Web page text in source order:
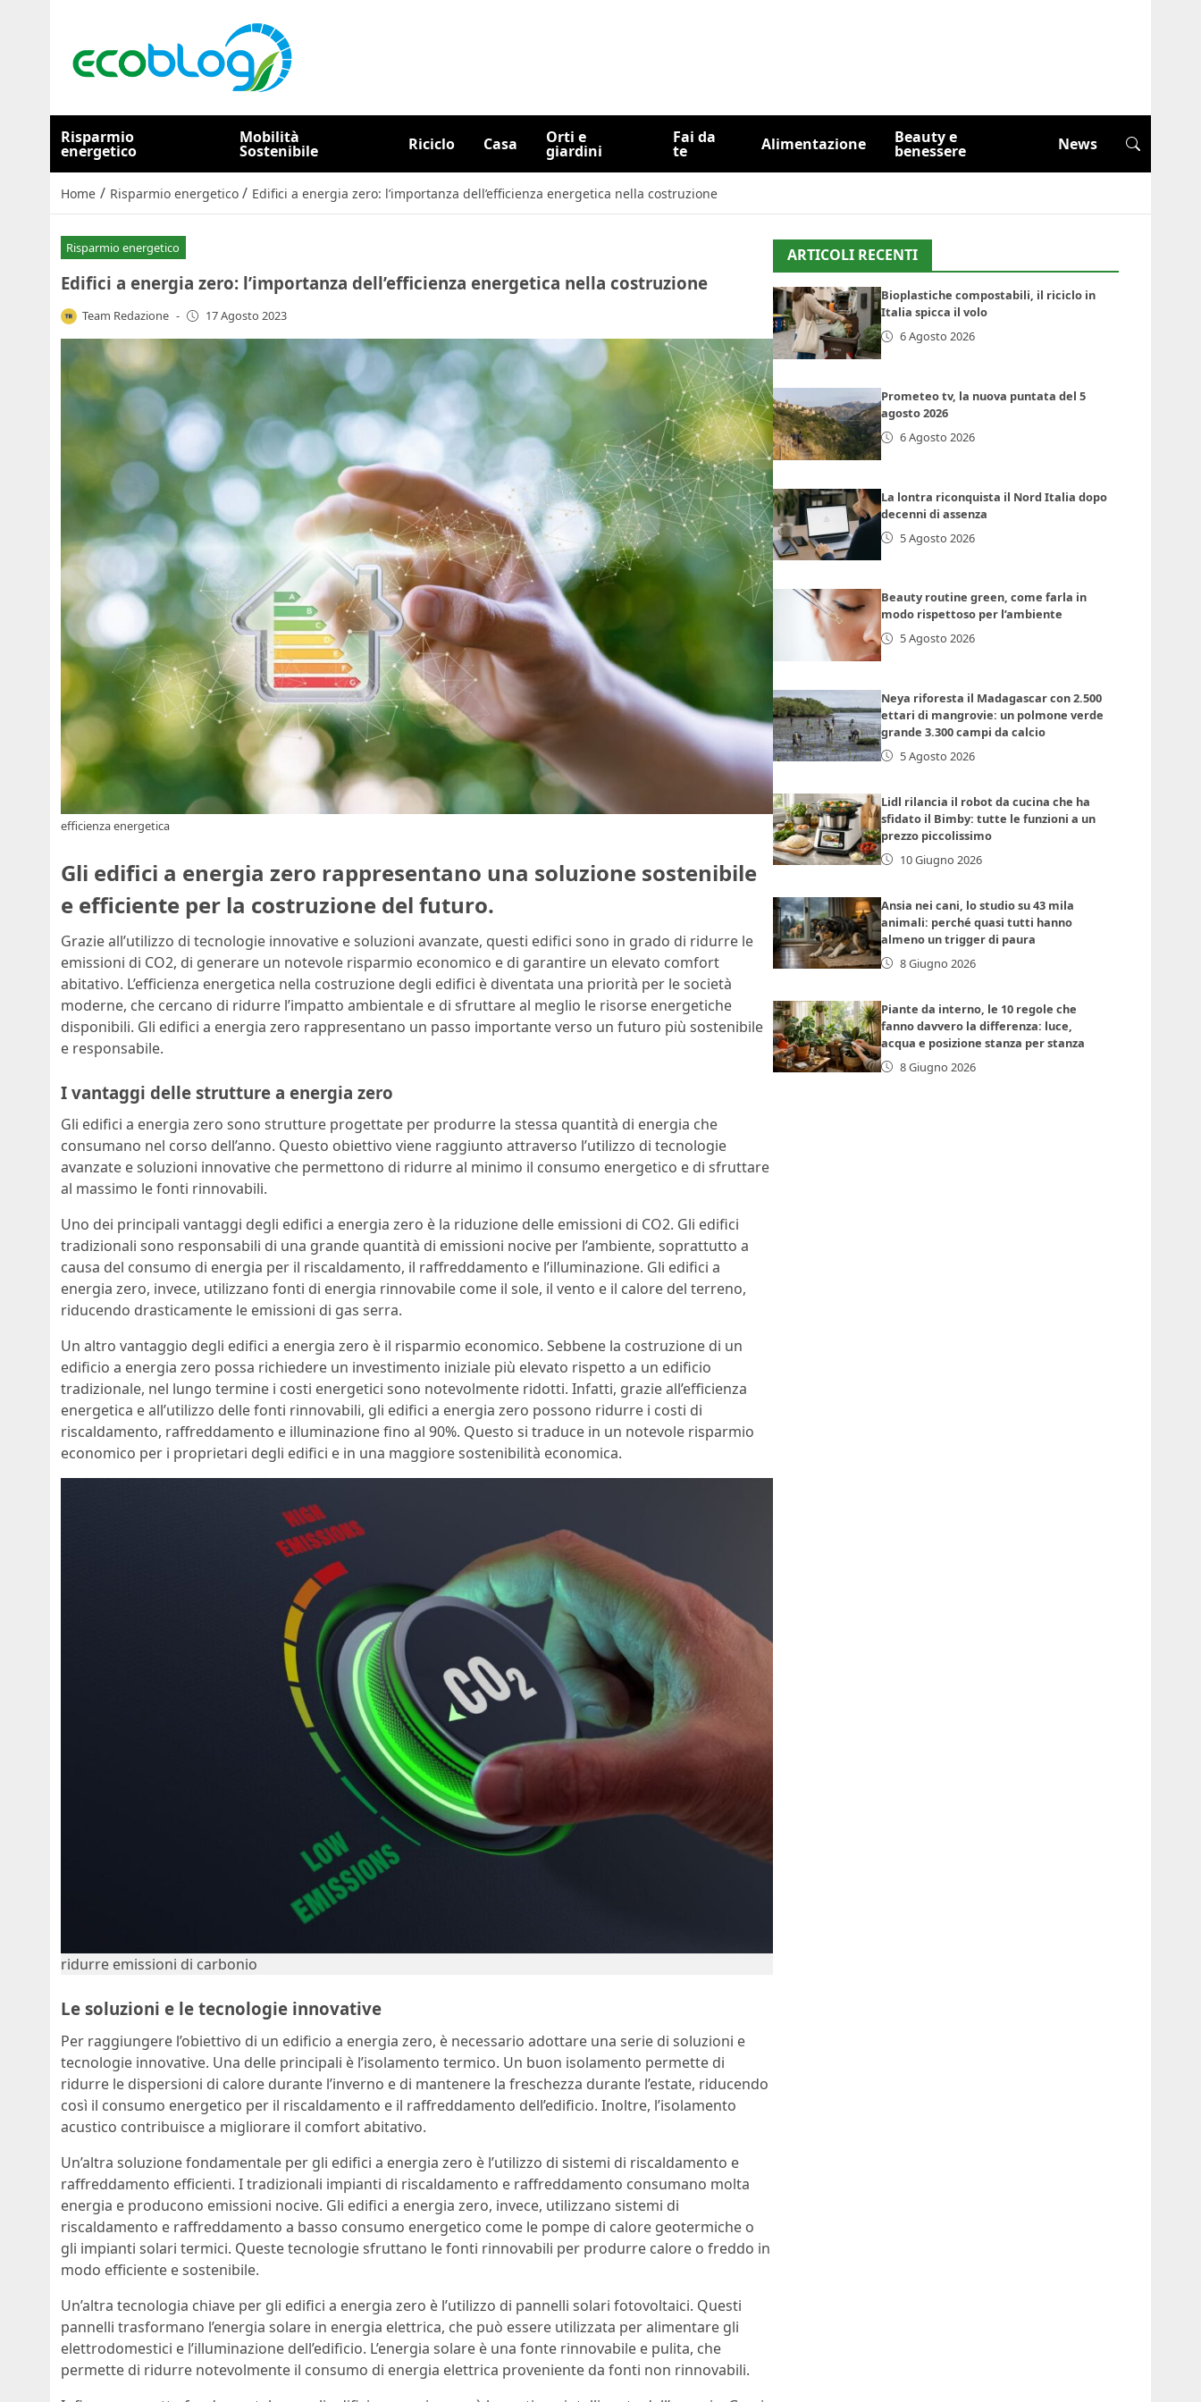
Risparmio
energetico
Mobilità
Sostenibile Riciclo Casa Orti e
giardini
Fai da
te Alimentazione Beauty e
benessere News
Home / Risparmio energetico / Edifici a energia zero: l’importanza dell’efficienza energetica nella costruzione
Risparmio energetico
Edifici a energia zero: l’importanza dell’efficienza energetica nella costruzione
Team Redazione - 17 Agosto 2023
efficienza energetica
Gli edifici a energia zero rappresentano una soluzione sostenibile
e efficiente per la costruzione del futuro.
Grazie all’utilizzo di tecnologie innovative e soluzioni avanzate, questi edifici sono in grado di ridurre le
emissioni di CO2, di generare un notevole risparmio economico e di garantire un elevato comfort
abitativo. L’efficienza energetica nella costruzione degli edifici è diventata una priorità per le società
moderne, che cercano di ridurre l’impatto ambientale e di sfruttare al meglio le risorse energetiche
disponibili. Gli edifici a energia zero rappresentano un passo importante verso un futuro più sostenibile
e responsabile.
I vantaggi delle strutture a energia zero
Gli edifici a energia zero sono strutture progettate per produrre la stessa quantità di energia che
consumano nel corso dell’anno. Questo obiettivo viene raggiunto attraverso l’utilizzo di tecnologie
avanzate e soluzioni innovative che permettono di ridurre al minimo il consumo energetico e di sfruttare
al massimo le fonti rinnovabili.
Uno dei principali vantaggi degli edifici a energia zero è la riduzione delle emissioni di CO2. Gli edifici
tradizionali sono responsabili di una grande quantità di emissioni nocive per l’ambiente, soprattutto a
causa del consumo di energia per il riscaldamento, il raffreddamento e l’illuminazione. Gli edifici a
energia zero, invece, utilizzano fonti di energia rinnovabile come il sole, il vento e il calore del terreno,
riducendo drasticamente le emissioni di gas serra.
Un altro vantaggio degli edifici a energia zero è il risparmio economico. Sebbene la costruzione di un
edificio a energia zero possa richiedere un investimento iniziale più elevato rispetto a un edificio
tradizionale, nel lungo termine i costi energetici sono notevolmente ridotti. Infatti, grazie all’efficienza
energetica e all’utilizzo delle fonti rinnovabili, gli edifici a energia zero possono ridurre i costi di
riscaldamento, raffreddamento e illuminazione fino al 90%. Questo si traduce in un notevole risparmio
economico per i proprietari degli edifici e in una maggiore sostenibilità economica.
ridurre emissioni di carbonio
Le soluzioni e le tecnologie innovative
Per raggiungere l’obiettivo di un edificio a energia zero, è necessario adottare una serie di soluzioni e
tecnologie innovative. Una delle principali è l’isolamento termico. Un buon isolamento permette di
ridurre le dispersioni di calore durante l’inverno e di mantenere la freschezza durante l’estate, riducendo
così il consumo energetico per il riscaldamento e il raffreddamento dell’edificio. Inoltre, l’isolamento
acustico contribuisce a migliorare il comfort abitativo.
Un’altra soluzione fondamentale per gli edifici a energia zero è l’utilizzo di sistemi di riscaldamento e
raffreddamento efficienti. I tradizionali impianti di riscaldamento e raffreddamento consumano molta
energia e producono emissioni nocive. Gli edifici a energia zero, invece, utilizzano sistemi di
riscaldamento e raffreddamento a basso consumo energetico come le pompe di calore geotermiche o
gli impianti solari termici. Queste tecnologie sfruttano le fonti rinnovabili per produrre calore o freddo in
modo efficiente e sostenibile.
Un’altra tecnologia chiave per gli edifici a energia zero è l’utilizzo di pannelli solari fotovoltaici. Questi
pannelli trasformano l’energia solare in energia elettrica, che può essere utilizzata per alimentare gli
elettrodomestici e l’illuminazione dell’edificio. L’energia solare è una fonte rinnovabile e pulita, che
permette di ridurre notevolmente il consumo di energia elettrica proveniente da fonti non rinnovabili.
ARTICOLI RECENTI
Bioplastiche compostabili, il riciclo in
Italia spicca il volo
6 Agosto 2026
Prometeo tv, la nuova puntata del 5
agosto 2026
6 Agosto 2026
La lontra riconquista il Nord Italia dopo
decenni di assenza
5 Agosto 2026
Beauty routine green, come farla in
modo rispettoso per l’ambiente
5 Agosto 2026
Neya riforesta il Madagascar con 2.500
ettari di mangrovie: un polmone verde
grande 3.300 campi da calcio
5 Agosto 2026
Lidl rilancia il robot da cucina che ha
sfidato il Bimby: tutte le funzioni a un
prezzo piccolissimo
10 Giugno 2026
Ansia nei cani, lo studio su 43 mila
animali: perché quasi tutti hanno
almeno un trigger di paura
8 Giugno 2026
Piante da interno, le 10 regole che
fanno davvero la differenza: luce,
acqua e posizione stanza per stanza
8 Giugno 2026